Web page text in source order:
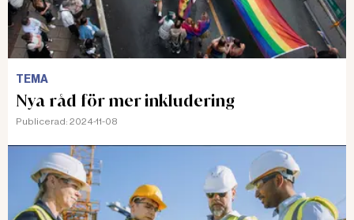
TEMA
Nya råd för mer inkludering
Publicerad: 2024-11-08